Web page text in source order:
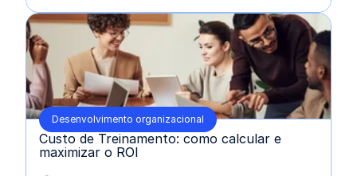
Desenvolvimento organizacional
Custo de Treinamento: como calcular e
maximizar o ROI